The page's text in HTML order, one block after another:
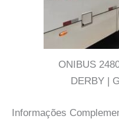
ONIBUS
DERBY |
Informações